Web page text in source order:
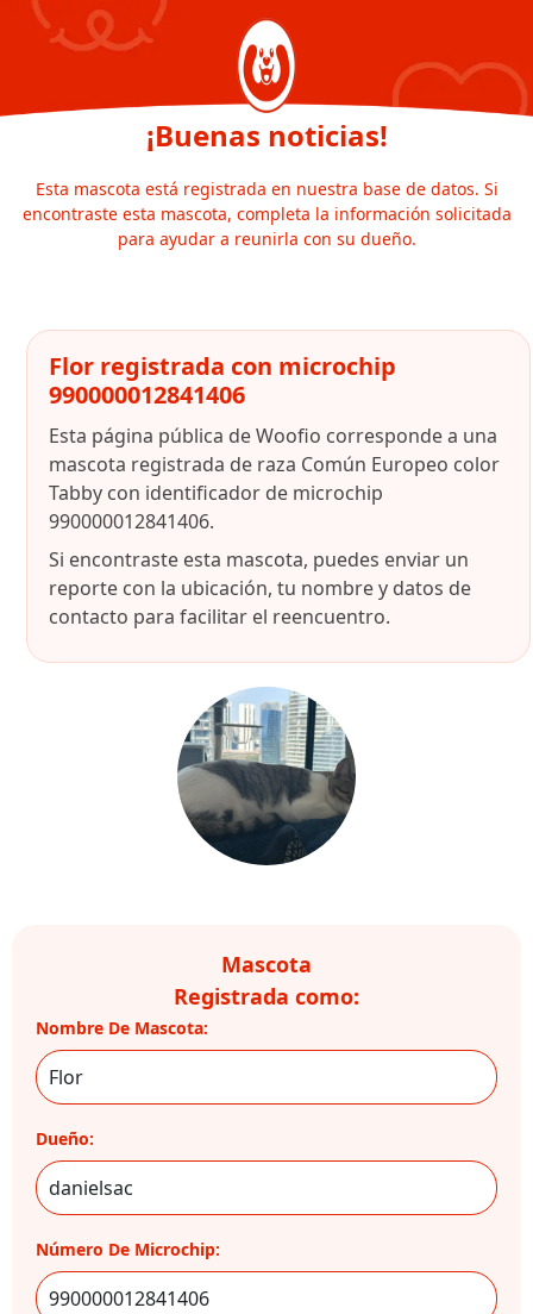
¡Buenas noticias!
Esta mascota está registrada en nuestra base de datos. Si
encontraste esta mascota, completa la información solicitada
para ayudar a reunirla con su dueño.
Flor registrada con microchip
990000012841406
Esta página pública de Woofio corresponde a una
mascota registrada de raza Común Europeo color
Tabby con identificador de microchip
990000012841406.
Si encontraste esta mascota, puedes enviar un
reporte con la ubicación, tu nombre y datos de
contacto para facilitar el reencuentro.
Mascota
Registrada como:
Nombre De Mascota:
Dueño:
Número De Microchip: